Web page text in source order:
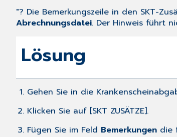
"? Die Bemerkungszeile in den SKT-
Abrechnungsdatei. Der Hinweis führt
Lösung
Gehen Sie in die
Klicken Sie auf [SKT ZUSÄTZE].
Fügen Sie im Feld Bemerkungen die